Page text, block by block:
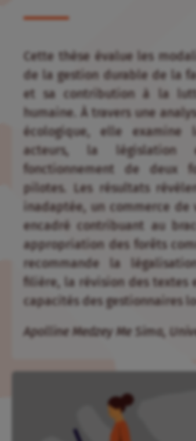
Cette thèse évalue les
de la gestion durable de la
et sa contribution à la
humaine. À travers une
écologique, elle examine
acteurs, la
fonctionnement de deux
pilotes. Les résultats
inadaptée, un commerce de
encadré contribuant au
appropriation des forêts
recommande la
filière, la révision des textes
capacités des gestionnaires
Apolline Medzey Me Sima,